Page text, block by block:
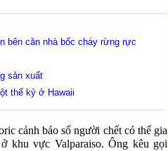
bên căn nhà bốc cháy rừng rực
sản xuất
thế kỷ ở Hawaii
cảnh báo số người chết có thể gia
khu vực Valparaiso. Ông kêu gọi